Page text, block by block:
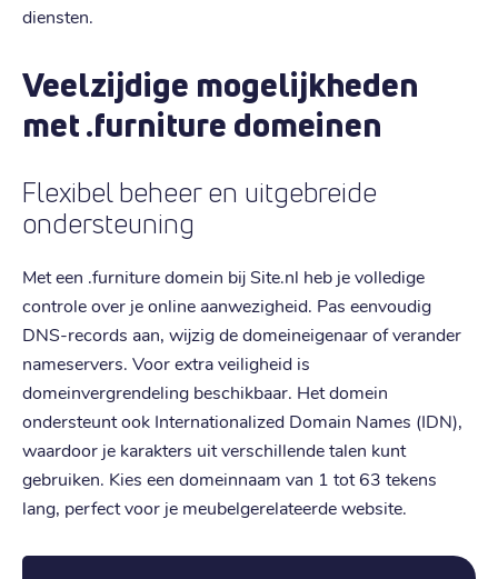
diensten.
Veelzijdige mogelijkheden
met .furniture domeinen
Flexibel beheer en uitgebreide
ondersteuning
Met een .furniture domein bij Site.nl heb je volledige
controle over je online aanwezigheid. Pas eenvoudig
DNS-records aan, wijzig de domeineigenaar of verander
nameservers. Voor extra veiligheid is
domeinvergrendeling beschikbaar. Het domein
ondersteunt ook Internationalized Domain Names (IDN),
waardoor je karakters uit verschillende talen kunt
gebruiken. Kies een domeinnaam van 1 tot 63 tekens
lang, perfect voor je meubelgerelateerde website.